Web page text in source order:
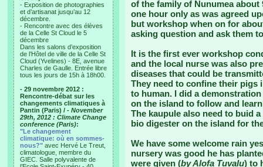
- Exposition de photographies
et d’artisanat jusqu’au 12
décembre.
- Rencontre avec des élèves
de la Celle St Cloud le 5
décembre
Dans les salons d’exposition
de l’Hôtel de ville de la Celle St
Cloud (Yvelines) - 8E, avenue
Charles de Gaulle. Entrée libre
tous les jours de 15h à 18h00.
- 29 novembre 2012 :
Rencontre-débat sur les
changements climatiques à
Pantin (Paris) / - November
29th, 2012 : Climate Change
conference (Paris):
"Le changement
climatique: où en sommes-
nous?" avec Hervé Le Treut,
climatologue, membre du
GIEC. Salle polyvalente de
of the family of Nunumea about
one hour only as was agreed
but workshop when on for
asking question and ask them
It is the first ever workshop
and the local nurse was also
diseases that could be
They need to confine their pigs
to human. I did a
on the island to follow and
The kaupule also need to buid
bio digester on the island for
We have some welcome rain
nursery was good he has
were given (by Alofa Tuvalu) to